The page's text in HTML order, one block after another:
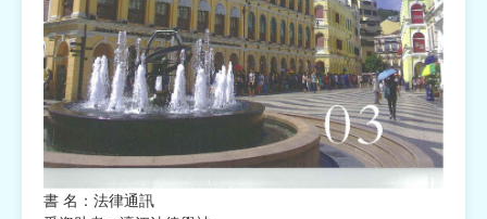
書 名：法律通訊